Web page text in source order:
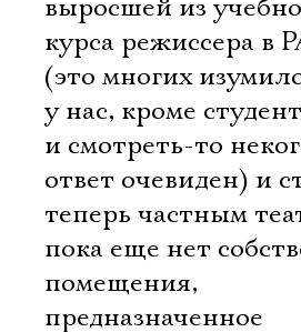
выросшей из
курса режиссера в
(это многих
у нас, кроме
и смотреть-то
ответ очевиден) и
теперь частным
пока еще нет
помещения,
предназначенное